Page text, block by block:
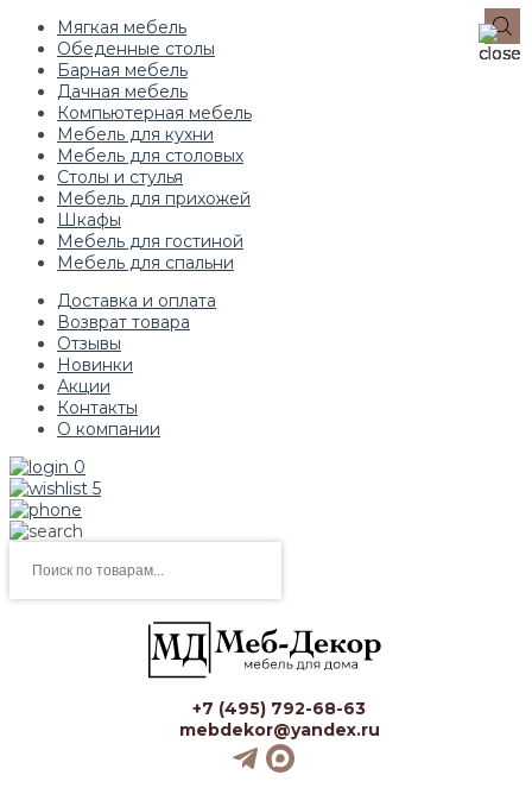
Мягкая мебель
Обеденные столы
Барная мебель
Дачная мебель
Компьютерная мебель
Мебель для кухни
Мебель для столовых
Столы и стулья
Мебель для прихожей
Шкафы
Мебель для гостиной
Мебель для спальни
Доставка и оплата
Возврат товара
Отзывы
Новинки
Акции
Контакты
О компании
0
5
товаров
+7 (495) 792-68-63
mebdekor@yandex.ru